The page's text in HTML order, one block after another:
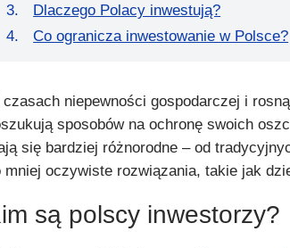
Dlaczego Polacy inwestują?
Co ogranicza inwestowanie w Polsce?
czasach niepewności gospodarczej i
sposobów na ochronę swoich
się bardziej różnorodne – od
mniej oczywiste rozwiązania, takie jak
są polscy inwestorzy?